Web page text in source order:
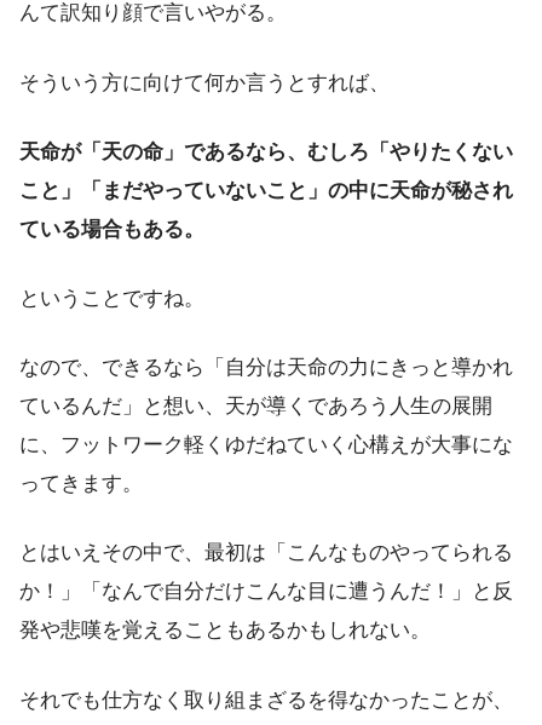
んて訳知り顔で言いやがる。
そういう方に向けて何か言うとすれば、
天命が「天の命」であるなら、むしろ「やりたくない
こと」「まだやっていないこと」の中に天命が秘され
ている場合もある。
ということですね。
なので、できるなら「自分は天命の力にきっと導かれ
ているんだ」と想い、天が導くであろう人生の展開
に、フットワーク軽くゆだねていく心構えが大事にな
ってきます。
とはいえその中で、最初は「こんなものやってられる
か！」「なんで自分だけこんな目に遭うんだ！」と反
発や悲嘆を覚えることもあるかもしれない。
それでも仕方なく取り組まざるを得なかったことが、